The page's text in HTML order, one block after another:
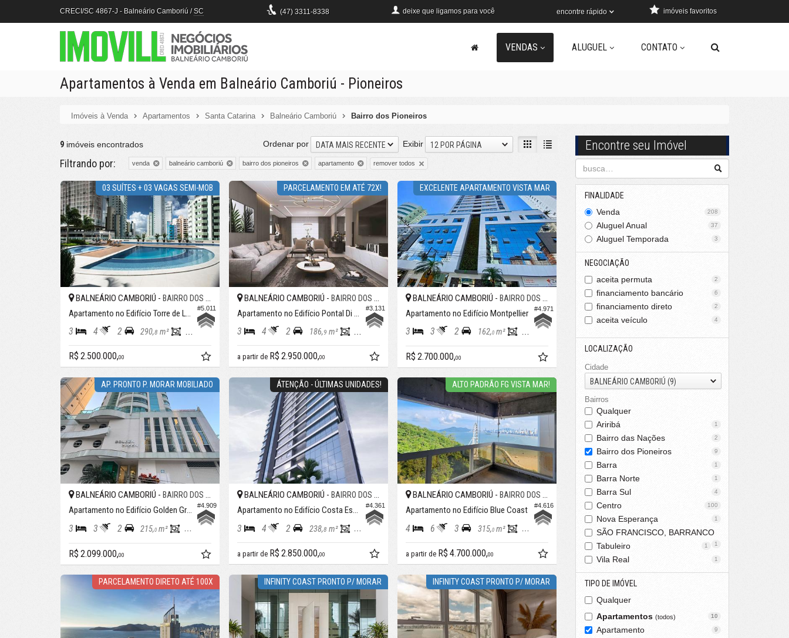
CRECI/SC 4867-J - Balneário Camboriú /SC (47) 3311-8338 deixe que ligamos para você encontre rápido imóveis favoritos
VENDAS ALUGUEL CONTATO
Apartamentos à Venda em Balneário Camboriú - Pioneiros
Imóveis à Venda Apartamentos Santa Catarina Balneário Camboriú Bairro dos Pioneiros
Encontre seu Imóvel
FINALIDADE
Venda
208
Aluguel Anual 37
Aluguel Temporada 3
NEGOCIAÇÃO
aceita permuta
2
financiamento bancário 6
financiamento direto 2
aceita veículo 4
LOCALIZAÇÃO
Cidade
BALNEÁRIO CAMBORIÚ (9)
Bairros
Qualquer
Ariribá
1
Bairro das Nações 2
Bairro dos Pioneiros 9
Barra 1
Barra Norte 1
Barra Sul 4
Centro 100
Nova Esperança 1
SÃO FRANCISCO, BARRANCO
1
Tabuleiro 1
Vila Real 1
TIPO DE IMÓVEL
Qualquer
Apartamentos (todos) 10
Apartamento 9
9 imóveis encontrados Exibir 12 POR PÁGINA
Ordenar por DATA MAIS RECENTE
Filtrando por: venda balneário camboriú bairro dos pioneiros apartamento remover todos
03 SUÍTES + 03 VAGAS SEMI-MOB
#5.011
BALNEÁRIO CAMBORIÚ - BAIRRO DOS PIONEIROS
Apartamento no Edifício Torre de Lyon
3 4 2 290,8 m² 139,
R$ 2.500.000,00
PARCELAMENTO EM ATÉ 72X!
#3.131
BALNEÁRIO CAMBORIÚ -BAIRRO DOS PIONEIROS
Apartamento no Edifício Pontal Di Vitta Residence
3 4 2 186,9 m² 130,
a partir de R$ 2.950.000,00
EXCELENTE APARTAMENTO VISTA MAR
#4.971
BALNEÁRIO CAMBORIÚ -BAIRRO DOS PIONEIROS
Apartamento no Edifício Montpellier
3 3 2 162,0m² 115, m²
R$ 2.700.000,00
AP. PRONTO P. MORAR MOBILIADO
#4.909
BALNEÁRIO CAMBORIÚ - BAIRRO DOS PIONEIROS
Apartamento no Edifício Golden Green
3 3 2 215,0 m² 178,
R$ 2.099.000,00
ÁTENÇÃO - ÚLTIMAS UNIDADES!
#4.361
BALNEÁRIO CAMBORIÚ - BAIRRO DOS PIONEIROS
Apartamento no Edifício Costa Esmeralda Residence
3 4 2 238,8 m² 136,
a partir de R$ 2.850.000,00
ALTO PADRÃO FG VISTA MAR!
#4.616
BALNEÁRIO CAMBORIÚ - BAIRRO DOS PIONEIROS
Apartamento no Edifício Blue Coast
4 6 3 315,0m² 164,
a partir de R$ 4.700.000,00
PARCELAMENTO DIRETO ATÉ 100X INFINITY COAST PRONTO P/ MORAR INFINITY COAST PRONTO P/ MORAR